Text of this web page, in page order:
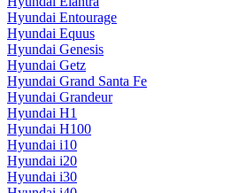
Hyundai Entourage
Hyundai Equus
Hyundai Genesis
Hyundai Getz
Hyundai Grand Santa Fe
Hyundai Grandeur
Hyundai H1
Hyundai H100
Hyundai i10
Hyundai i20
Hyundai i30